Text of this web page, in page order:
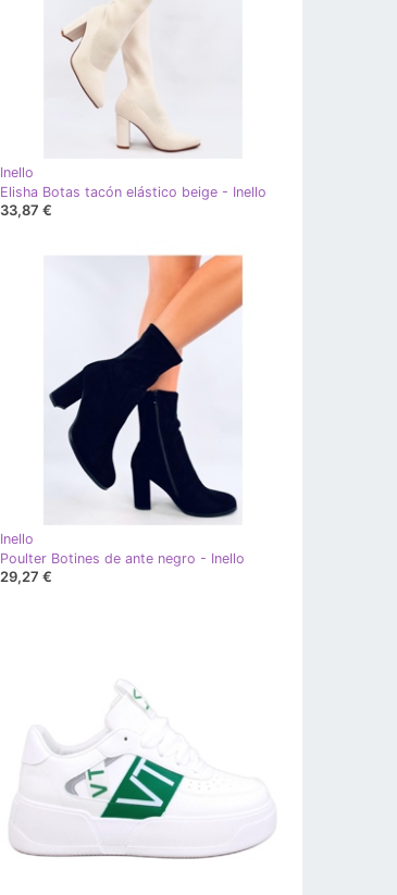
Inello
Elisha Botas tacón elástico beige - Inello
33,87 €
Inello
Poulter Botines de ante negro - Inello
29,27 €